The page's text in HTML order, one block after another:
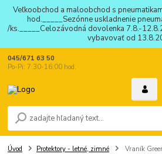
Veľkoobchod a maloobchod s
hod._____Sezónne uskladnenie
/ks._____Celozávodná dovolenka 7.8.-
vybavovať od
045/671 63 50
Po-Pi: 7:30-16:00 hod.
Úvod Protektory - letné, zimné Vraník